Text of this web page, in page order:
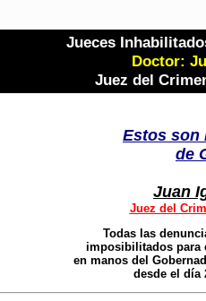
Jueces
Doctor:
Juez del
Estos son
de
Juan
Juez del
Todas las
imposibilitados para
en manos del
desde el día